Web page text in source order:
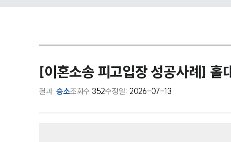
[이혼소송 피고입장 성공사례] 홀
결과 승소조회수 352수정일: 2026-07-13